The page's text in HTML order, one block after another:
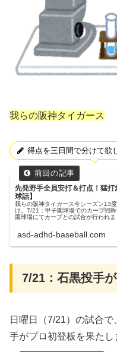
我らの阪神タイガース
得点を三日間で分けて欲
先発野手全員安打＆打点！猛
球話】
我らの阪神タイガース今シーズン13
け。7/21：甲子園球場でのカープ戦
園球場にてカープとの試合が行われま
asd-adhd-baseball.com
7/21：石黒投手
日曜日（7/21）の試合
手がプロ初登板を果たし